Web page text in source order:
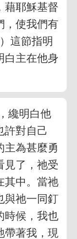
藉耶穌基督
，使我們有
這節指明
白主在他身
纔明白他
許對自己
主為甚麼勇
見了，祂受
其中。當祂
與祂一同釘
時候，我也
帶著我，現